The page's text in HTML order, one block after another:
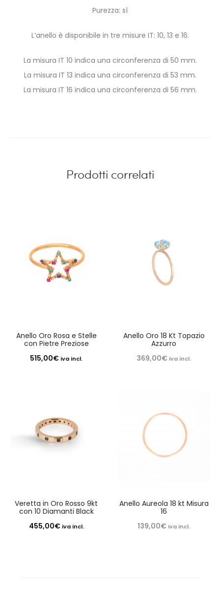
Purezza: sì
L’anello è disponibile in tre misure IT: 10, 13 e 16.
La misura IT 10 indica una circonferenza di 50 mm.
La misura IT 13 indica una circonferenza di 53 mm.
La misura IT 16 indica una circonferenza di 56 mm.
Prodotti correlati
Anello Oro Rosa e Stelle
con Pietre Preziose
515,00€ iva incl.
Anello Oro 18 Kt Topazio
Azzurro
369,00€ iva incl.
Veretta in Oro Rosso 9kt
con 10 Diamanti Black
455,00€ iva incl.
Anello Aureola 18 kt Misura
16
139,00€ iva incl.